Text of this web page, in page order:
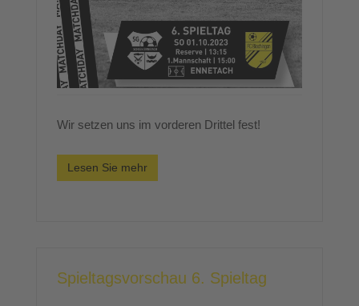
Wir setzen uns im vorderen Drittel fest!
Lesen Sie mehr
Spieltagsvorschau 6. Spieltag